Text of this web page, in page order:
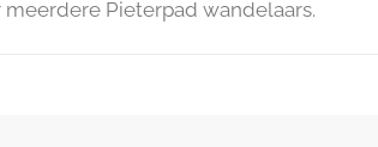
Pieterpad wandelaars.